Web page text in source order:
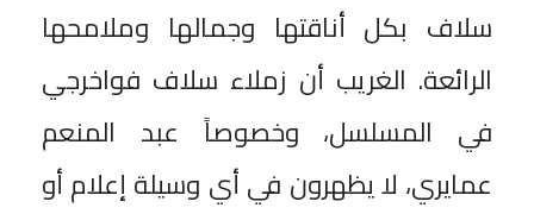
سلاف بكل أناقتها وجمالها وملامحها
الرائعة. الغريب أن زملاء سلاف فواخرجي
في المسلسل، وخصوصاً عبد المنعم
عمايري، لا يظهرون في أي وسيلة إعلام أو